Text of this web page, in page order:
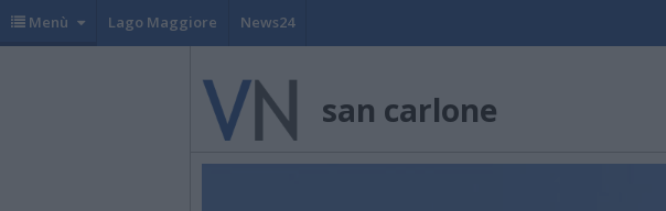
Menù Lago Maggiore News24
san carlone